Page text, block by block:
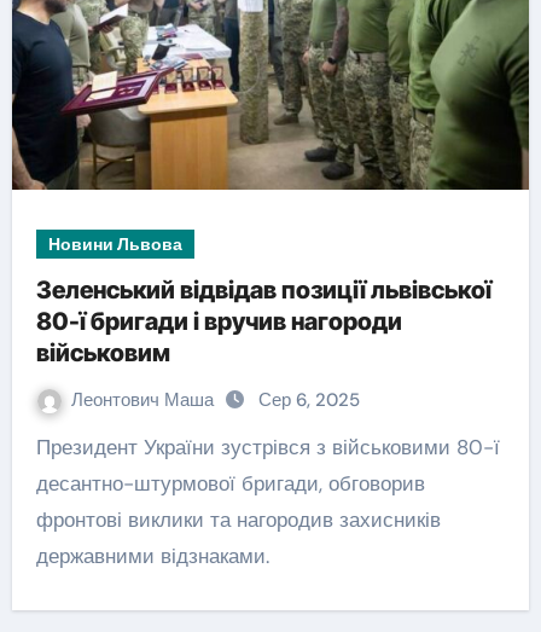
Новини Львова
Зеленський відвідав позиції львівської
80-ї бригади і вручив нагороди
військовим
Леонтович Маша Сер 6, 2025
Президент України зустрівся з військовими 80-ї
десантно-штурмової бригади, обговорив
фронтові виклики та нагородив захисників
державними відзнаками.